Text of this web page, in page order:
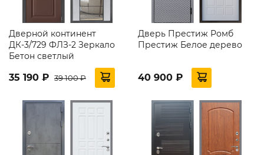
Дверной континент
ДК-3/729 ФЛЗ-2 Зеркало
Бетон светлый
35 190 ₽ 39 100 ₽
Дверь Престиж Ромб
Престиж Белое дерево
40 900 ₽